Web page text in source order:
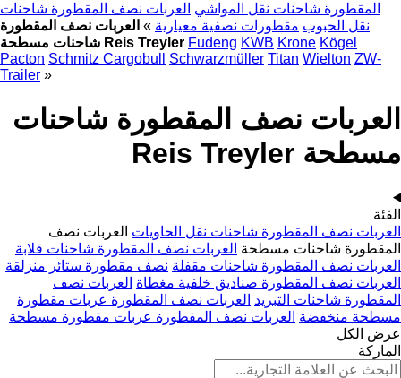
المقطورة شاحنات نقل المواشي العربات نصف المقطورة شاحنات
نقل الحبوب مقطورات نصفية معيارية » العربات نصف المقطورة
شاحنات مسطحة Reis Treyler Fudeng KWB Krone Kögel
Pacton Schmitz Cargobull Schwarzmüller Titan Wielton ZW-
Trailer »
العربات نصف المقطورة شاحنات
مسطحة Reis Treyler
الفئة
العربات نصف المقطورة شاحنات نقل الحاويات العربات نصف
المقطورة شاحنات مسطحة العربات نصف المقطورة شاحنات قلابة
العربات نصف المقطورة شاحنات مقفلة نصف مقطورة ستائر منزلقة
العربات نصف المقطورة صناديق خلفية مغطاة العربات نصف
المقطورة شاحنات التبريد العربات نصف المقطورة عربات مقطورة
مسطحة منخفضة العربات نصف المقطورة عربات مقطورة مسطحة
عرض الكل
الماركة